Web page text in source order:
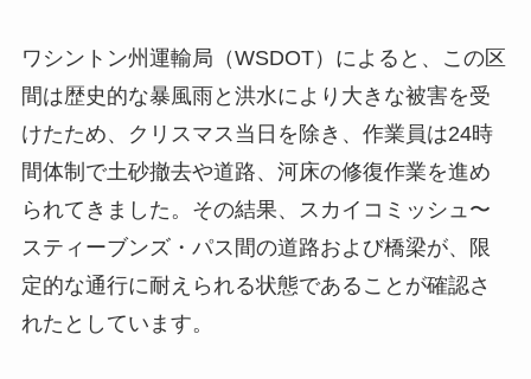
ワシントン州運輸局（WSDOT）によると、この区
間は歴史的な暴風雨と洪水により大きな被害を受
けたため、クリスマス当日を除き、作業員は24時
間体制で土砂撤去や道路、河床の修復作業を進め
られてきました。その結果、スカイコミッシュ〜
スティーブンズ・パス間の道路および橋梁が、限
定的な通行に耐えられる状態であることが確認さ
れたとしています。